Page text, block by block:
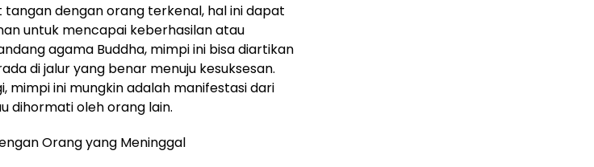
dengan orang terkenal, hal ini dapat
untuk mencapai keberhasilan atau
agama Buddha, mimpi ini bisa diartikan
di jalur yang benar menuju kesuksesan.
mimpi ini mungkin adalah manifestasi dari
dihormati oleh orang lain.
Orang yang Meninggal